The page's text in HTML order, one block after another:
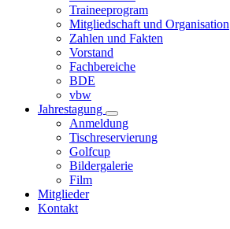
Traineeprogram
Mitgliedschaft und Organisation
Zahlen und Fakten
Vorstand
Fachbereiche
BDE
vbw
Jahrestagung
Anmeldung
Tischreservierung
Golfcup
Bildergalerie
Film
Mitglieder
Kontakt